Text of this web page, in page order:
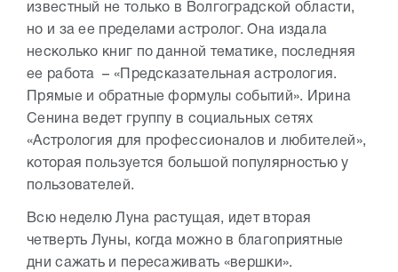
известный не только в Волгоградской области,
но и за ее пределами астролог. Она издала
несколько книг по данной тематике, последняя
ее работа – «Предсказательная астрология.
Прямые и обратные формулы событий». Ирина
Сенина ведет группу в социальных сетях
«Астрология для профессионалов и любителей»,
которая пользуется большой популярностью у
пользователей.
Всю неделю Луна растущая, идет вторая
четверть Луны, когда можно в благоприятные
дни сажать и пересаживать «вершки».